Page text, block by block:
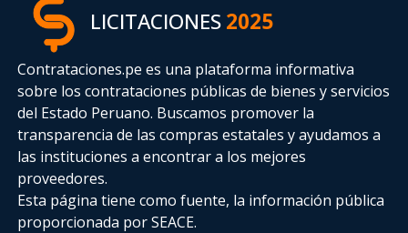
LICITACIONES2025
Contrataciones.pe es una plataforma informativa
sobre los contrataciones públicas de bienes y servicios
del Estado Peruano. Buscamos promover la
transparencia de las compras estatalesy ayudamos a
las instituciones a encontrar a los mejores
proveedores.
Esta página tiene como fuente, la información pública
proporcionada por SEACE.